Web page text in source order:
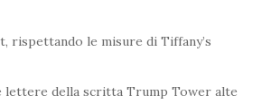
rispettando le misure di Tiffany’s
lettere della scritta Trump Tower alte